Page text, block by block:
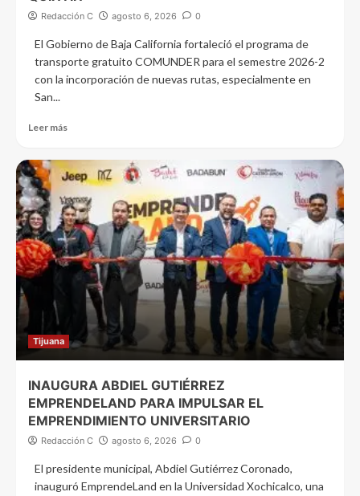
Redacción C agosto 6, 2026 0
El Gobierno de Baja California fortaleció el programa de
transporte gratuito COMUNDER para el semestre 2026-2
con la incorporación de nuevas rutas, especialmente en
San...
Leer más
Tijuana
INAUGURA ABDIEL GUTIÉRREZ
EMPRENDELAND PARA IMPULSAR EL
EMPRENDIMIENTO UNIVERSITARIO
Redacción C agosto 6, 2026 0
El presidente municipal, Abdiel Gutiérrez Coronado,
inauguró EmprendeLand en la Universidad Xochicalco, una